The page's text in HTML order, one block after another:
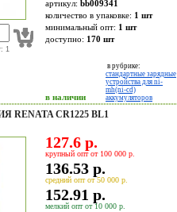
1
артикул: bb009341
количество в упаковке: 1 шт
минимальный опт: 1 шт
доступно: 170 шт
в наличии
в рубрике:
стандартные зарядные
устройства для ni-
mh(ni-cd)
аккумуляторов
CR1225 BL1
127.6 р.
крупный опт от 100 000 р.
136.53 р.
средний опт от 50 000 р.
152.91 р.
мелкий опт от 10 000 р.